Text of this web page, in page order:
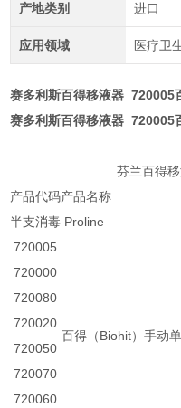
产地类别 进口
应用领域 医疗卫
赛多利斯百得移液器 720005
赛多利斯百得移液器 720005
芬兰百得
产品代码产品名称
半支消毒 Proline
720005
百得（Biohit）手动
720000
720080
720020
720050
720070
720060